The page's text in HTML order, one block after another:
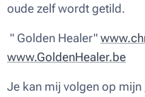
oude zelf wordt getild.
" Golden Healer"
www.GoldenHealer.be
Je kan mij volgen op mijn